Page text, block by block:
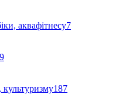
аквафітнесу7
культуризму187